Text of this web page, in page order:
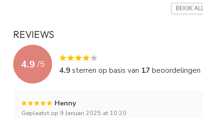
171
Gewicht (Kg)
Layout 0.
Terminal
Holddown
BEKIJK
REVIEWS
4.9 /5
4.9sterren op basis van 17beoordelingen
Henny
Geplaatst op 9 Januari 2025 at 10:20